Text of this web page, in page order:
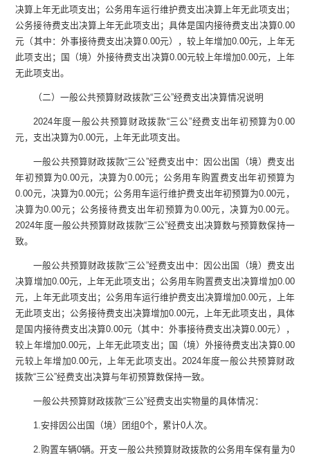
决算上年无此项支出；公务用车运行维护费支出决算上年无此项支出；
公务接待费支出决算上年无此项支出；具体是国内接待费支出决算0.00
元（其中：外事接待费支出决算0.00元），较上年增加0.00元，上年无
此项支出；国（境）外接待费支出决算0.00元较上年增加0.00元，上年
无此项支出。
（二）一般公共预算财政拨款“三公”经费支出决算情况说明
2024年度一般公共预算财政拨款“三公”经费支出年初预算为0.00
元，支出决算为0.00元，上年无此项支出。
一般公共预算财政拨款“三公”经费支出中：因公出国（境）费支出
年初预算为0.00元，决算为0.00元；公务用车购置费支出年初预算为
0.00元，决算为0.00元；公务用车运行维护费支出年初预算为0.00元，
决算为0.00元；公务接待费支出年初预算为0.00元，决算为0.00元。
2024年度一般公共预算财政拨款“三公”经费支出决算数与预算数保持一
致。
一般公共预算财政拨款“三公”经费支出中：因公出国（境）费支出
决算增加0.00元，上年无此项支出；公务用车购置费支出决算增加0.00
元，上年无此项支出；公务用车运行维护费支出决算增加0.00元，上年
无此项支出；公务接待费支出决算增加0.00元，上年无此项支出，具体
是国内接待费支出决算0.00元（其中：外事接待费支出决算0.00元），
较上年增加0.00元，上年无此项支出；国（境）外接待费支出决算0.00
元较上年增加0.00元，上年无此项支出。2024年度一般公共预算财政
拨款“三公”经费支出决算与年初预算数保持一致。
一般公共预算财政拨款“三公”经费支出实物量的具体情况：
1.安排因公出国（境）团组0个，累计0人次。
2.购置车辆0辆。开支一般公共预算财政拨款的公务用车保有量为0